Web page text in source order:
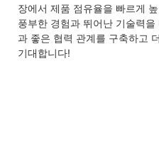
장에서 제품 점유율을 빠르게
풍부한 경험과 뛰어난 기술력
과 좋은 협력 관계를 구축하고
기대합니다!